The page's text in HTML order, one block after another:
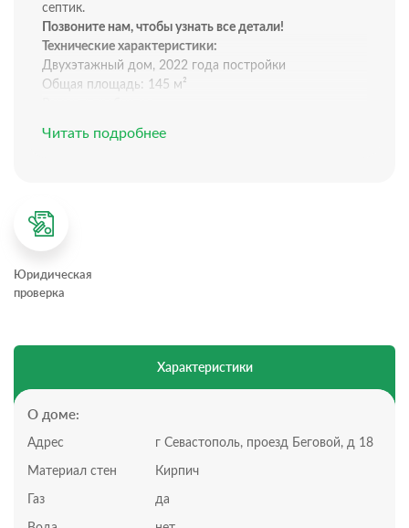
септик.
Позвоните нам, чтобы узнать все детали!
Технические характеристики:
Двухэтажный дом, 2022 года постройки
Общая площадь: 145 м²
установлен счетчик.
Канализация: установлен септик на 3 кольца, глубина
4,5 м.
бесшовными импортными трубами.
Планировка дома:
Второй этаж: свободная планировка: мастер
спальня, две комнаты под спальни или кабинет,
гардеробная, ванная комната.
Участок 5 соток, статус участка: ИЖС
Территория огорожена
Дом расположен на участке, который примыкает к
Читать подробнее
Юридическая
проверка
Характеристики
О доме:
Адрес г Севастополь, проезд Беговой, д 18
Материал стен Кирпич
Газ да